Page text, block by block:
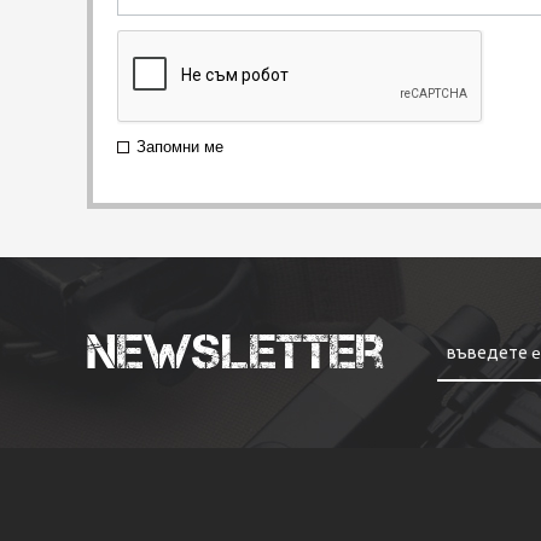
Запомни ме
Newsletter